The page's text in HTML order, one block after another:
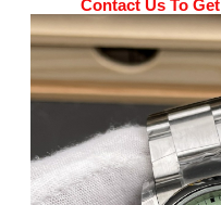
Contact Us To